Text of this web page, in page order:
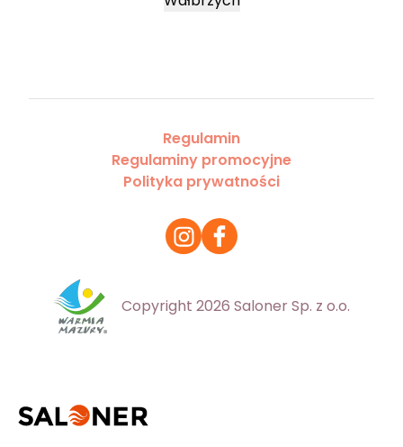
Regulamin
Regulaminy promocyjne
Polityka prywatności
Copyright 2026 Saloner Sp. z o.o.